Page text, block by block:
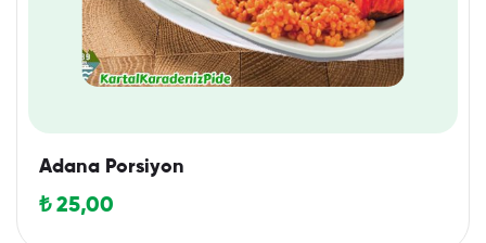
Adana Porsiyon
₺25,00